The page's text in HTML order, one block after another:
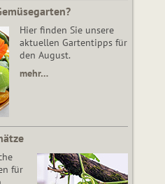
Hier finden Sie unsere
aktuellen Gartentipps für
den August.
mehr…
für